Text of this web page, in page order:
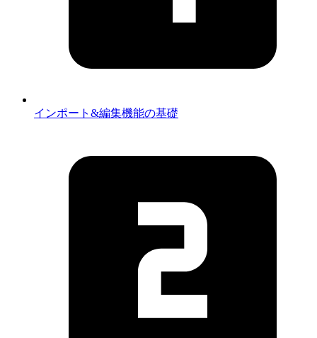
インポート&編集機能の基礎